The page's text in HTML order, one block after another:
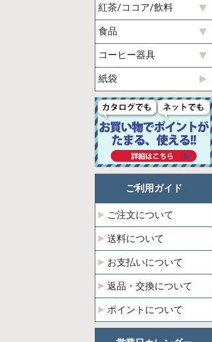
紅茶/ココア/飲料
食品
コーヒー器具
紙袋
ご利用ガイド
ご注文について
送料について
お支払いについて
返品・交換について
ポイントについて